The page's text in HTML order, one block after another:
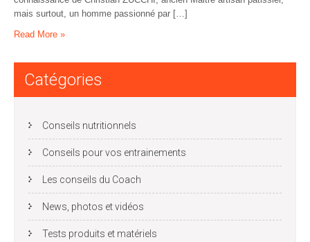
mais surtout, un homme passionné par […]
Read More »
Catégories
Conseils nutritionnels
Conseils pour vos entrainements
Les conseils du Coach
News, photos et vidéos
Tests produits et matériels